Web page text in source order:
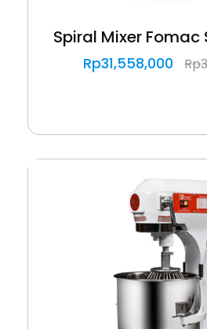
Spiral Mixer Fomac
Rp31,558,000 Rp